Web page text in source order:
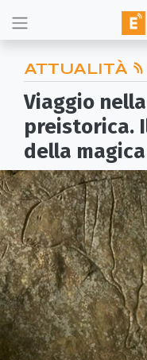
ATTUALITÀ
Viaggio
preistorica.
della